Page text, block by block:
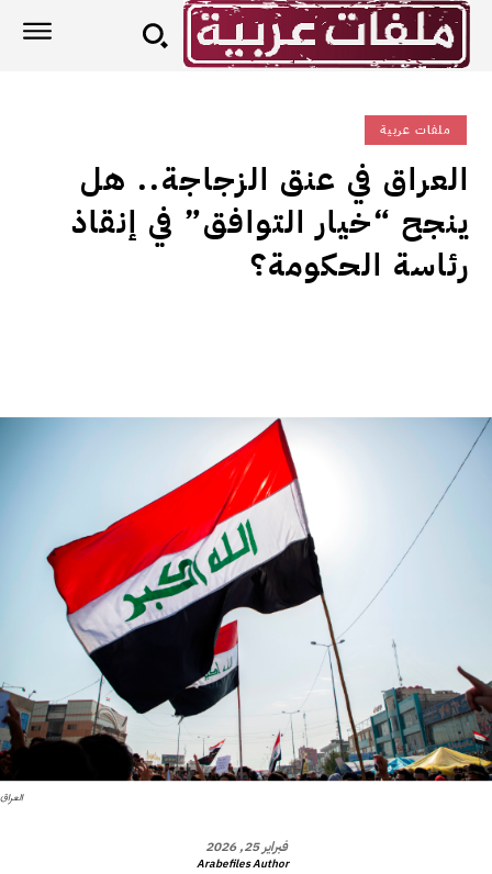
ملفات عربية
العراق في عنق الزجاجة.. هل
ينجح “خيار التوافق” في إنقاذ
رئاسة الحكومة؟
العراق
فبراير 25, 2026
Arabefiles Author